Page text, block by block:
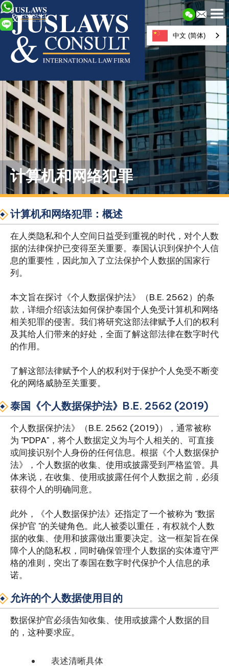
计算机和网络犯罪
计算机和网络犯罪：概述
在人类隐私和个人空间日益受到重视的时代，对个人数
据的法律保护已变得至关重要。泰国认识到保护个人信
息的重要性，因此加入了立法保护个人数据的国家行
列。
本文旨在探讨《个人数据保护法》（B.E. 2562）的条
款，详细介绍该法如何保护泰国个人免受计算机和网络
相关犯罪的侵害。我们将研究这部法律赋予人们的权利
及其给人们带来的好处，全面了解这部法律在数字时代
的作用。
了解这部法律赋予个人的权利对于保护个人免受不断变
化的网络威胁至关重要。
泰国《个人数据保护法》B.E. 2562 (2019)
个人数据保护法》（B.E. 2562 (2019)），通常被称
为 "PDPA"，将个人数据定义为与个人相关的、可直接
或间接识别个人身份的任何信息。根据《个人数据保护
法》，个人数据的收集、使用或披露受到严格监管。具
体来说，在收集、使用或披露任何个人数据之前，必须
获得个人的明确同意。
此外，《个人数据保护法》还指定了一个被称为 "数据
保护官 "的关键角色。此人被委以重任，有权就个人数
据的收集、使用和披露做出重要决定。这一框架旨在保
障个人的隐私权，同时确保管理个人数据的实体遵守严
格的准则，突出了泰国在数字时代保护个人信息的承
诺。
允许的个人数据使用目的
数据保护官必须告知收集、使用或披露个人数据的目
的，这种要求应。
表述清晰具体
中文 (简体)